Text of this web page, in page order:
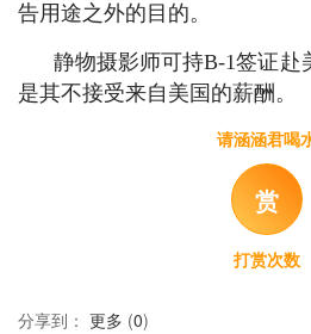
告用途之外的目的。
静物摄影师可持B-1签证赴
是其不接受来自美国的薪酬。
请涵涵君喝
赏
打赏次数
分享到： 更多 (0)